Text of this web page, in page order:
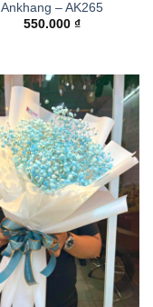
Ankhang – AK265
550.000 ₫